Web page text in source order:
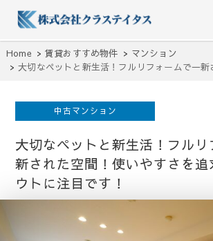
株式会社クラステイ
地域のコミュニティーを大切にする企業
Home 賃貸おすすめ物件
マンション
大切なペットと新生活！フルリフォームで一
中古マンション
大切なペットと新生活！フル
新された空間！使いやすさを追
ウトに注目です！